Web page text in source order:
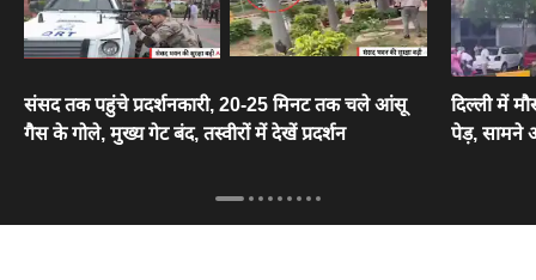
संसद तक पहुंचे प्रदर्शनकारी, 20-25 मिनट तक चले आंसू
गैस के गोले, मुख्य गेट बंद, तस्वीरों में देखें प्रदर्शन
दिल्ली में
पेड़, सामने